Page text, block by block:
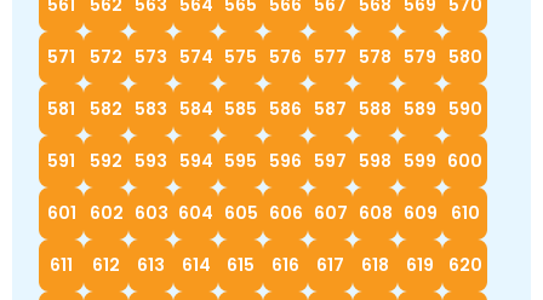
571 572 573 574 575 576 577 578 579 580
581 582 583 584 585 586 587 588 589 590
591 592 593 594 595 596 597 598 599 600
601 602 603 604 605 606 607 608 609 610
611 612 613 614 615 616 617 618 619 620